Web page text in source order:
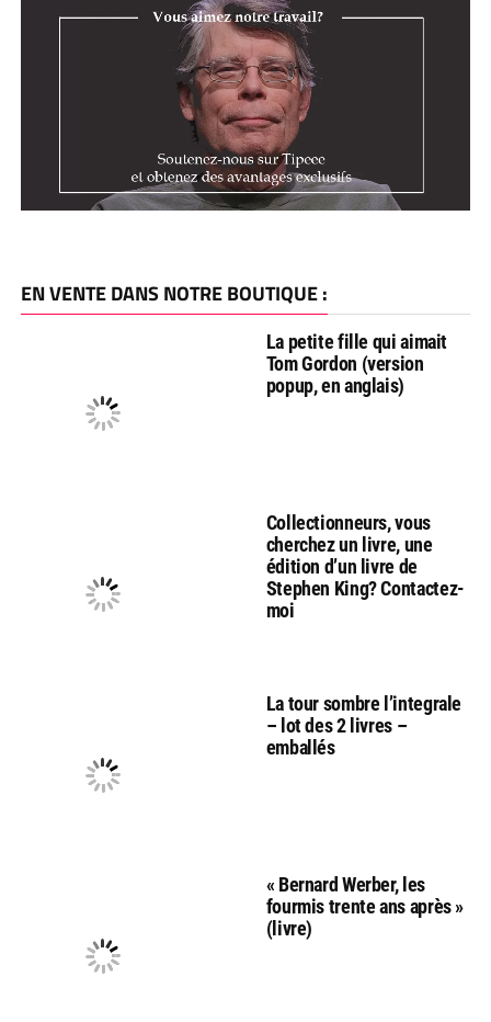
EN VENTE DANS NOTRE BOUTIQUE :
La petite fille qui aimait
Tom Gordon (version
popup, en anglais)
Collectionneurs, vous
cherchez un livre, une
édition d’un livre de
Stephen King? Contactez-
moi
La tour sombre l’integrale
– lot des 2 livres –
emballés
« Bernard Werber, les
fourmis trente ans après »
(livre)